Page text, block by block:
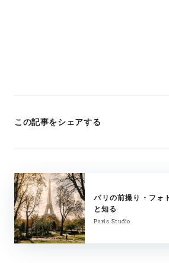
この記事をシェアする
パリの前撮り・フォ
と知る
Paris Studio